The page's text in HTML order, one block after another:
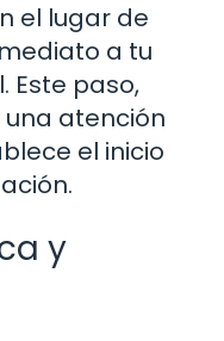
el lugar de
a tu
Este paso,
atención
el inicio
y